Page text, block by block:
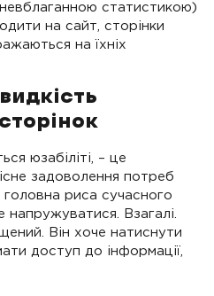
статистикою)
на сайт, сторінки
на їхніх
юзабіліті, – це
задоволення потреб
риса сучасного
напружуватися. Взагалі.
Він хоче натиснути
доступ до інформації,